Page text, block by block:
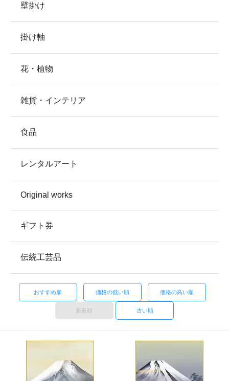
壁掛け
掛け軸
花・植物
雑貨・インテリア
食品
レンタルアート
Original works
ギフト券
伝統工芸品
おすすめ順 価格の低い順 価格の高い順
新着順 古い順